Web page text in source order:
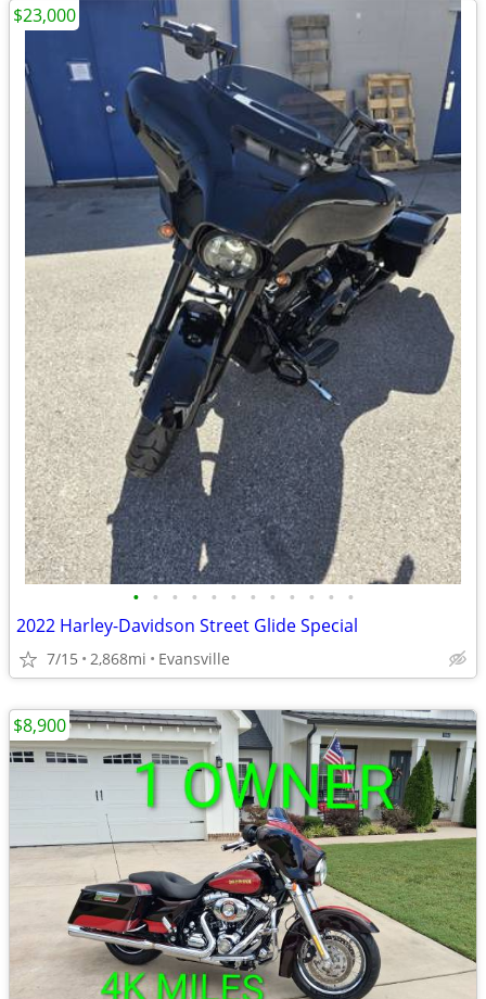
• • • • • • • • • • • •
2022 Harley-Davidson Street Glide Special
7/15 2,868mi Evansville
$23,000
$8,900